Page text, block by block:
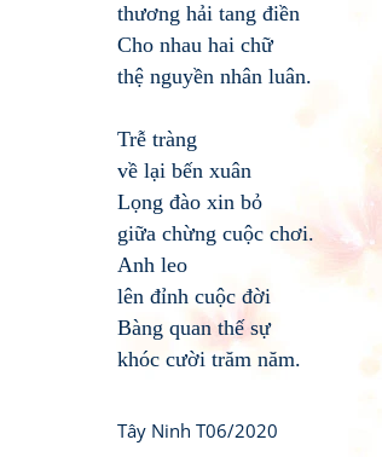
thương hải tang điền
Cho nhau hai chữ
thệ nguyền nhân luân.
Trễ tràng
về lại bến xuân
Lọng đào xin bỏ
giữa chừng cuộc chơi.
Anh leo
lên đỉnh cuộc đời
Bàng quan thế sự
khóc cười trăm năm.
Tây Ninh T06/2020